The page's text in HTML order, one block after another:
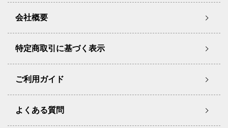
会社概要
特定商取引に基づく表示
ご利用ガイド
よくある質問